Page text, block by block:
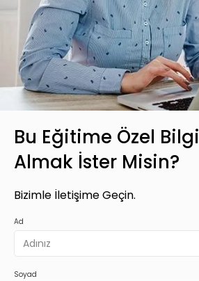
Bu Eğitime Özel Bilgi
Almak İster Misin?
Bizimle İletişime Geçin.
Ad
Soyad